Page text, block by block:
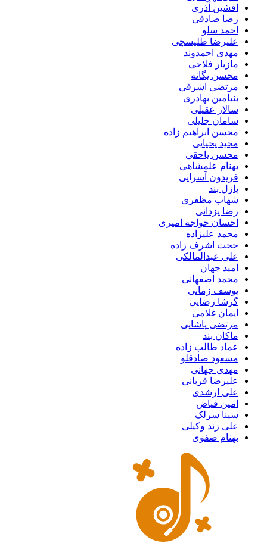
افشین آذری
رضا صادقی
احمد سلو
علیرضا طلیسچی
مهدی احمدوند
مازیار فلاحی
محسن یگانه
مرتضی اشرفی
بنیامین بهادری
سالار عقیلی
سامان جلیلی
محسن ابراهیم زاده
مجید یحیایی
محسن یاحقی
بهنام علمشاهی
فریدون آسرایی
پازل بند
شهاب مظفری
رضا یزدانی
احسان خواجه امیری
محمد علیزاده
حجت اشرف زاده
علی عبدالمالکی
امید جهان
محمد اصفهانی
یوسف زمانی
گرشا رضایی
ایمان غلامی
مرتضی پاشایی
ماکان بند
عماد طالب زاده
مسعود صادقلو
مهدی جهانی
علیرضا قربانی
علی ارشدی
امین فیاض
سینا سرلک
علی زند وکیلی
بهنام صفوی